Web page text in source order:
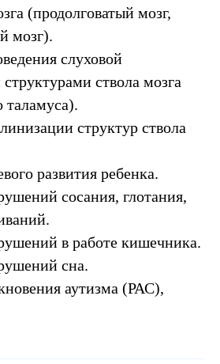
(продолговатый мозг,
мозг).
слуховой
ствола мозга
таламуса).
структур ствола
развития ребенка.
сосания, глотания,
в работе кишечника.
сна.
аутизма (РАС),